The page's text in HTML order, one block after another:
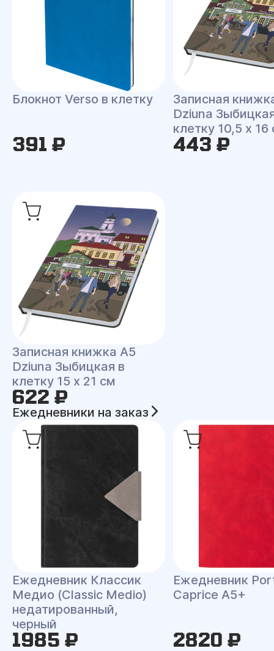
Блокнот Verso в клетку
391 ₽
Записная
Dziuna
клетку 10,5 x 16
443 ₽
Записная книжка A5
Dziuna Зыбицкая в
клетку 15 x 21 см
622 ₽
Ежедневники на заказ
Ежедневник Классик
Медио (Classic Medio)
недатированный,
черный
1985 ₽
Ежедневник
Caprice A5+
2820 ₽